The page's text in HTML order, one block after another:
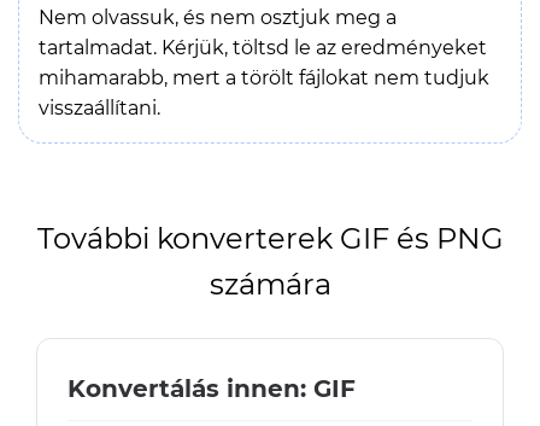
Nem olvassuk, és nem osztjuk meg a
tartalmadat. Kérjük, töltsd le az eredményeket
mihamarabb, mert a törölt fájlokat nem tudjuk
visszaállítani.
További konverterek GIF és PNG
számára
Konvertálás innen: GIF